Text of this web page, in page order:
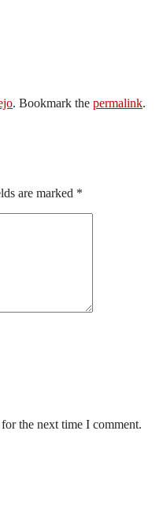
. Bookmark the permalink.
are marked *
the next time I comment.